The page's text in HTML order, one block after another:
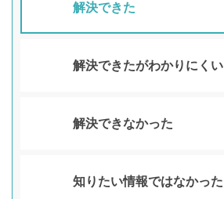
解決できた
解決できたがわかりにくい
解決できなかった
知りたい情報ではなかった